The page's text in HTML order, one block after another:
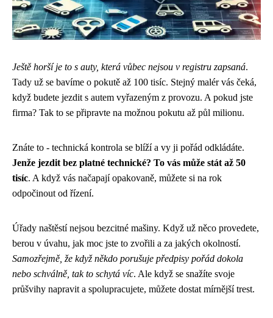
Ještě horší je to s auty, která vůbec nejsou v registru zapsaná.
Tady už se bavíme o pokutě až 100 tisíc. Stejný malér vás čeká,
když budete jezdit s autem vyřazeným z provozu. A pokud jste
firma? Tak to se připravte na možnou pokutu až půl milionu.
Znáte to - technická kontrola se blíží a vy ji pořád odkládáte.
Jenže jezdit bez platné technické? To vás může stát až 50
tisíc. A když vás načapají opakovaně, můžete si na rok
odpočinout od řízení.
Úřady naštěstí nejsou bezcitné mašiny. Když už něco provedete,
berou v úvahu, jak moc jste to zvořili a za jakých okolností.
Samozřejmě, že když někdo porušuje předpisy pořád dokola
nebo schválně, tak to schytá víc. Ale když se snažíte svoje
průšvihy napravit a spolupracujete, můžete dostat mírnější trest.